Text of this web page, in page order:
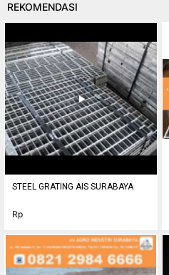
REKOMENDASI
STEEL GRATING AIS SURABAYA
Rp